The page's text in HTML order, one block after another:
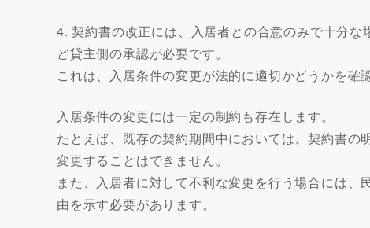
4. 契約書の改正には、入居者との合意のみで十分
ど貸主側の承認が必要です。
これは、入居条件の変更が法的に適切かどうかを確
入居条件の変更には一定の制約も存在します。
たとえば、既存の契約期間中においては、契約書
変更することはできません。
また、入居者に対して不利な変更を行う場合には
由を示す必要があります。